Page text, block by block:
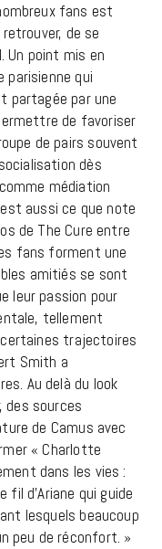
fans est
de se
Un point mis en
parisienne qui
partagée par une
de favoriser
de pairs souvent
dès
médiation
aussi ce que note
de The Cure entre
fans forment une
amitiés se sont
leur passion pour
tellement
certaines trajectoires
Smith a
Au delà du look
des sources
de Camus avec
« Charlotte
dans les vies :
d’Ariane qui guide
lesquels beaucoup
peu de réconfort. »